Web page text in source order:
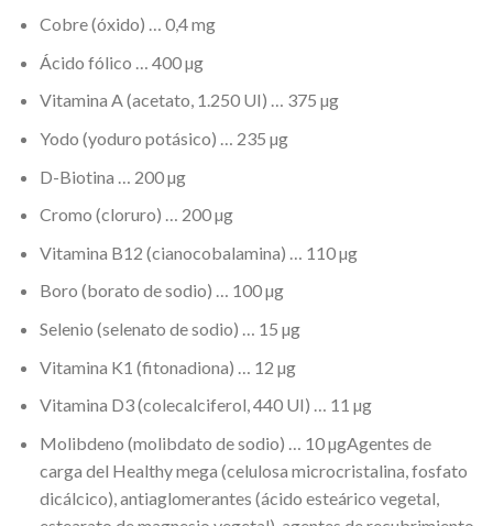
Cobre (óxido) … 0,4 mg
Ácido fólico … 400 µg
Vitamina A (acetato, 1.250 UI) … 375 µg
Yodo (yoduro potásico) … 235 µg
D-Biotina … 200 µg
Cromo (cloruro) … 200 µg
Vitamina B12 (cianocobalamina) … 110 µg
Boro (borato de sodio) … 100 µg
Selenio (selenato de sodio) … 15 µg
Vitamina K1 (fitonadiona) … 12 µg
Vitamina D3 (colecalciferol, 440 UI) … 11 µg
Molibdeno (molibdato de sodio) … 10 µgAgentes de
carga del Healthy mega (celulosa microcristalina, fosfato
dicálcico), antiaglomerantes (ácido esteárico vegetal,